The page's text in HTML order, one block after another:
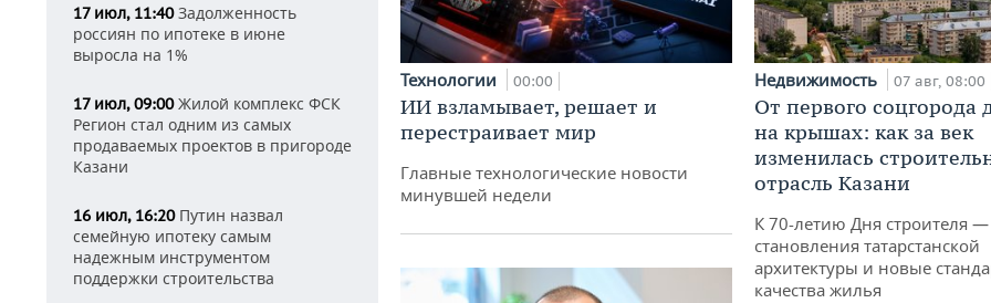
17 июл, 11:40Задолженность
россиян по ипотеке в июне
выросла на 1%
17 июл, 09:00Жилой комплекс ФСК
Регион стал одним из самых
продаваемых проектов в пригороде
Казани
16 июл, 16:20Путин назвал
семейную ипотеку самым
надежным инструментом
поддержки строительства
Технологии 00:00
ИИ взламывает, решает и
перестраивает мир
Главные технологические новости
минувшей недели
Недвижимость 07 авг, 08:00
От первого соцгорода
на крышах: как за век
изменилась
отрасль Казани
К 70-летию Дня строителя —
становления татарстанской
архитектуры и новые
качества жилья